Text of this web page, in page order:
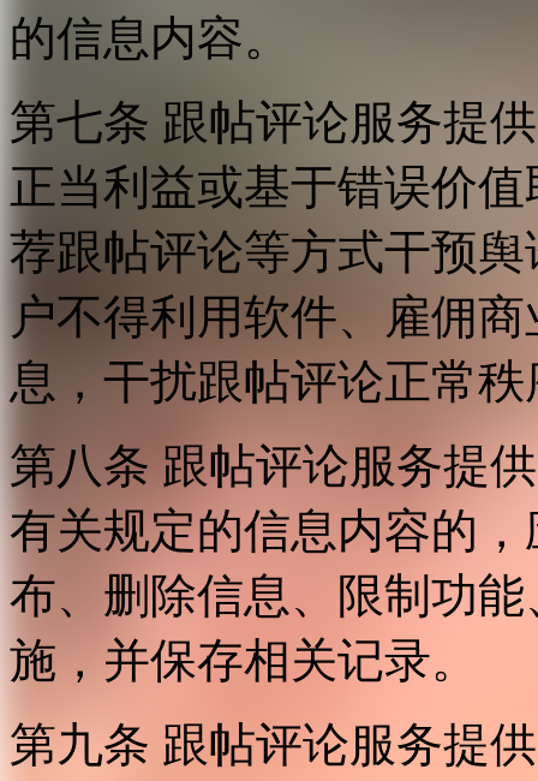
的信息内容。
第七条 跟帖评论服务提
正当利益或基于错误价
荐跟帖评论等方式干预
户不得利用软件、雇佣
息，干扰跟帖评论正常
第八条 跟帖评论服务提
有关规定的信息内容的
布、删除信息、限制功
施，并保存相关记录。
第九条 跟帖评论服务提